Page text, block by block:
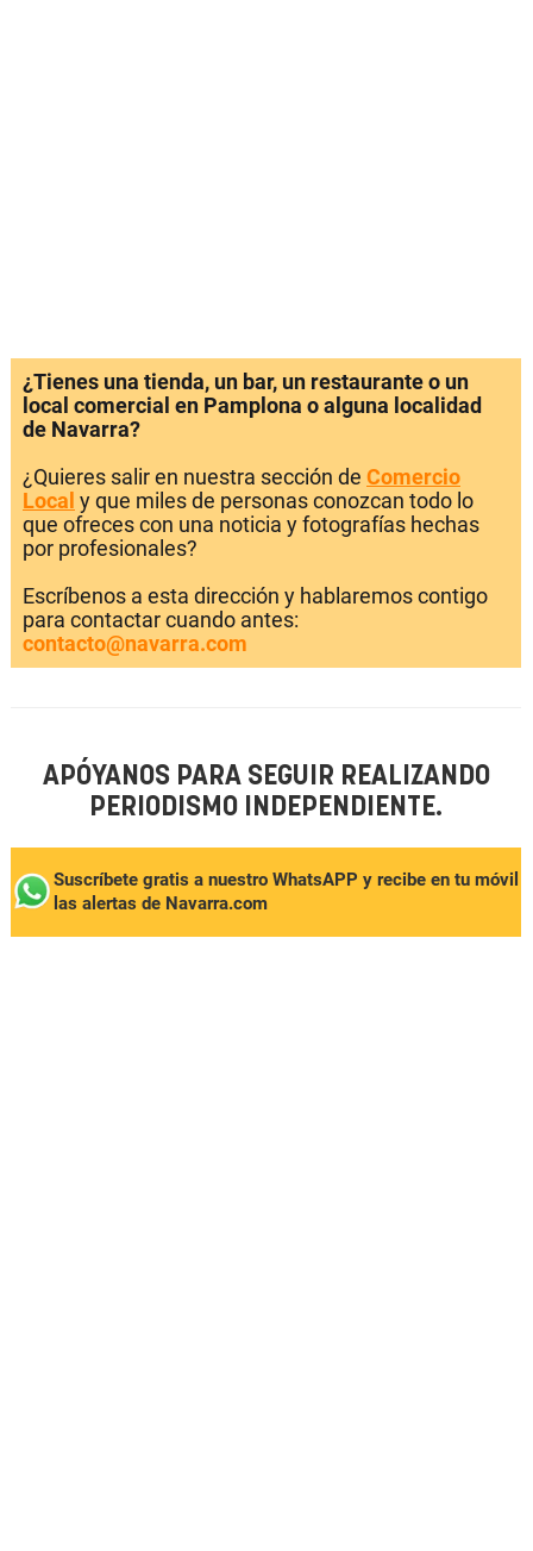
¿Tienes una tienda, un bar, un restaurante o un
local comercial en Pamplona o alguna localidad
de Navarra?
¿Quieres salir en nuestra sección de Comercio
Local y que miles de personas conozcan todo lo
que ofreces con una noticia y fotografías hechas
por profesionales?
Escríbenos a esta dirección y hablaremos contigo
para contactar cuando antes:
contacto@navarra.com
APÓYANOS PARA SEGUIR REALIZANDO
PERIODISMO INDEPENDIENTE.
Suscríbete gratis a nuestro WhatsAPP y recibe en tu móvil
las alertas de Navarra.com